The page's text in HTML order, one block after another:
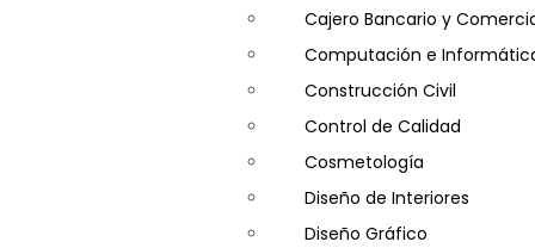
Cajero Bancario y
Computación e
Construcción Civil
Control de Calidad
Cosmetología
Diseño de Interiores
Diseño Gráfico